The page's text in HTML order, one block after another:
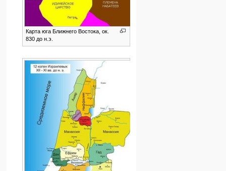
Карта юга Ближнего Востока, ок.
830 до н.э.